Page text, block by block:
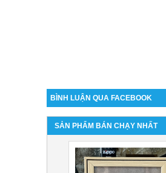
BÌNH LUẬN QUA FACEBOOK
SẢN PHẨM BÁN CHẠY NHẤT